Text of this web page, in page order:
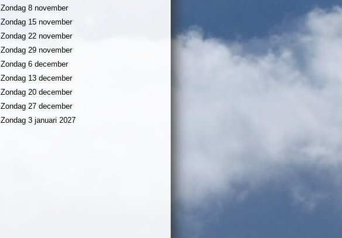
Zondag 8 november
Zondag 15 november
Zondag 22 november
Zondag 29 november
Zondag 6 december
Zondag 13 december
Zondag 20 december
Zondag 27 december
Zondag 3 januari 2027